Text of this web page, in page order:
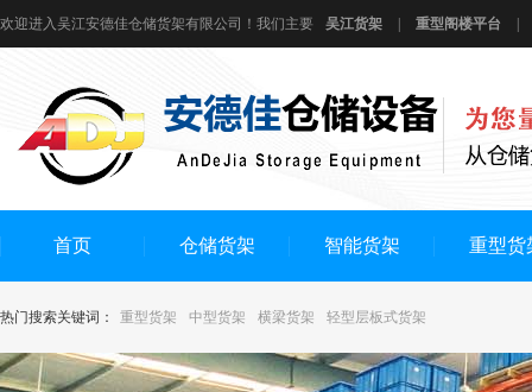
欢迎进入吴江安德佳仓储货架有限公司！我们主要 吴江货架 重型阁楼平台
首页 仓储货架 智能货架 重型货
热门搜索关键词： 重型货架 中型货架 横梁货架 轻型层板式货架